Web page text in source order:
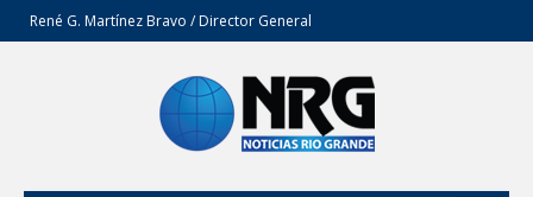
René G. Martínez Bravo / Director General